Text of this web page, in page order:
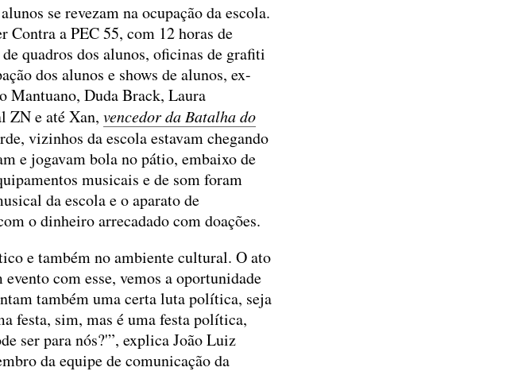
se revezam na ocupação da escola.
a PEC 55, com 12 horas de
quadros dos alunos, oficinas de grafiti
dos alunos e shows de alunos, ex-
Mantuano, Duda Brack, Laura
ZN e até Xan, vencedor da Batalha do
vizinhos da escola estavam chegando
e jogavam bola no pátio, embaixo de
musicais e de som foram
da escola e o aparato de
o dinheiro arrecadado com doações.
e também no ambiente cultural. O ato
com esse, vemos a oportunidade
também uma certa luta política, seja
festa, sim, mas é uma festa política,
ser para nós?'”, explica João Luiz
da equipe de comunicação da